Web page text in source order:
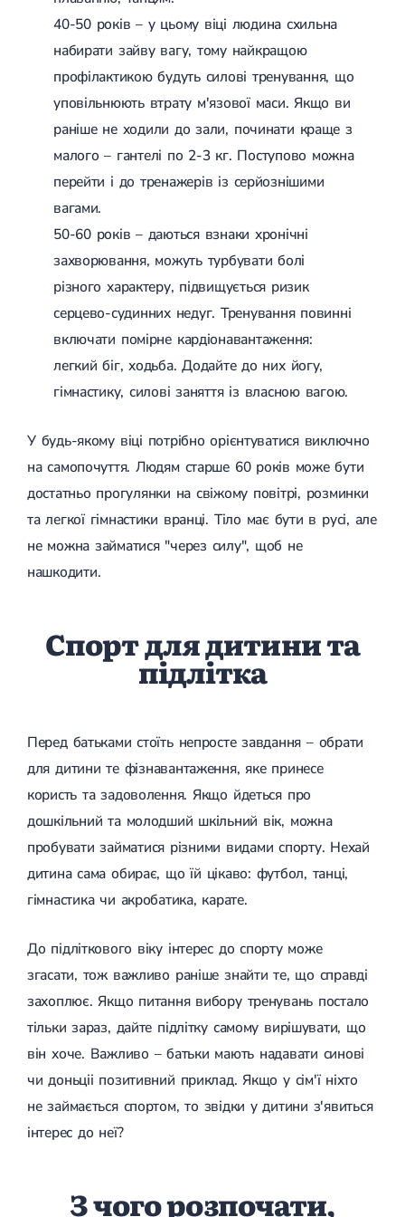
Психогенне запаморочення
Радикулопатія
Вертебрологія
Методики лікування
Лікування хребта
Остеохондроз
Остеохондроз хребта
Остеохондроз шийного відділу
Остеохондроз грудного відділу
Остеохондроз поперекового відділу
Сколіоз
Сколіоз першого ступеня
Сколіоз шийного відділу
Лівобічний сколіоз
Спондильоз грудного відділу
Спондильоз поперекового відділу
Шийний спондильоз
Спондильоз хребта
Спондилоартроз
Спондилоартроз поперекового відділу
Спондилоартроз шийного відділу
Гострий артрит
Хронічний артрит
Артроз
Артроз кульшового суглоба
Артроз плечового суглоба
Міозит
Міозит шиї
Міозит спини
Шийний радикуліт
Міжреберна невралгія
Попереково-крижовий радикуліт
Лікування грижі диска
Лікування міжхребцевої грижі
Грижа хребта
Протрузія дисків
Протрузія дисків попереково-крижового відділу
Кардіологія
Хвороби серця
Брадикардія
Тахікардія
Ішемічна хвороба серця
Інфаркт міокарда
Міокардит
Інфекційний ендокардит
Нейроциркуляторна дистонія
Мітральна вада серця
УЗД органів черевної порожнини
УЗД нижньої порожнистої вени
УЗД м'яких тканин
УЗД лімфатичних вузлів
УЗД для дітей
УЗД черевного відділу аорти
Денситометрія
УЗД щитоподібної залози
Фолікулометрія
УЗД вад плоду
УЗД мошонки
УЗД молочних залоз
УЗД сечового міхура
УЗД малого таза
УЗД при вагітності
Електроенцефалографія (ЕЕГ)
Мікросклеротерапія
Склеротерапія
Ендовенозна лазерна коагуляція
Лазерна операція вен
Мініфлебектомія
Кросектомія та короткий стрипінг
Абдомінальна хірургія
Видалення грижі
Видалення пахової грижі
Видалення пупкової грижі
Амбулаторна хірургія
Малоінвазивна ендоскопічна хірургія
Підготовка до операції
40-50 років – у цьому віці людина схильна
набирати зайву вагу, тому найкращою
профілактикою будуть силові тренування, що
уповільнюють втрату м'язової маси. Якщо ви
раніше не ходили до зали, починати краще з
малого – гантелі по 2-3 кг. Поступово можна
перейти і до тренажерів із серйознішими
вагами.
50-60 років – даються взнаки хронічні
захворювання, можуть турбувати болі
різного характеру, підвищується ризик
серцево-судинних недуг. Тренування повинні
включати помірне кардіонавантаження:
легкий біг, ходьба. Додайте до них йогу,
гімнастику, силові заняття із власною вагою.
У будь-якому віці потрібно орієнтуватися виключно
на самопочуття. Людям старше 60 років може бути
достатньо прогулянки на свіжому повітрі, розминки
та легкої гімнастики вранці. Тіло має бути в русі, але
не можна займатися "через силу", щоб не
нашкодити.
Спорт для дитини та
підлітка
Перед батьками стоїть непросте завдання – обрати
для дитини те фізнавантаження, яке принесе
користь та задоволення. Якщо йдеться про
дошкільний та молодший шкільний вік, можна
пробувати займатися різними видами спорту. Нехай
дитина сама обирає, що їй цікаво: футбол, танці,
гімнастика чи акробатика, карате.
До підліткового віку інтерес до спорту може
згасати, тож важливо раніше знайти те, що справді
захоплює. Якщо питання вибору тренувань постало
тільки зараз, дайте підлітку самому вирішувати, що
він хоче. Важливо – батьки мають надавати синові
чи доньціі позитивний приклад. Якщо у сім'ї ніхто
не займається спортом, то звідки у дитини з'явиться
інтерес до неї?
З чого розпочати,